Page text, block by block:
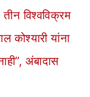
विश्वविक्रम
यांना
अंबादास